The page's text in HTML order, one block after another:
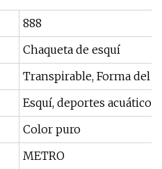
888
Chaqueta de esquí
Transpirable, Forma del
Esquí, deportes acuáticos
Color puro
METRO